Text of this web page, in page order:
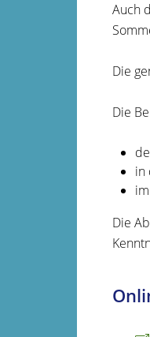
Auch
Die
Die
in
Die